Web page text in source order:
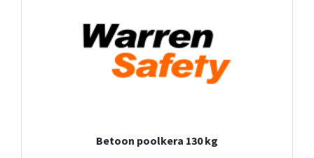
Betoon poolkera 130 kg